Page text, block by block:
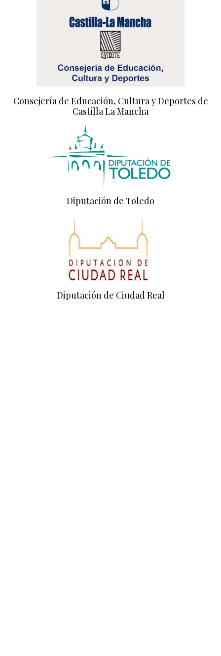
Consejería de Educación, Cultura y Deportes de
Castilla La Mancha
Diputación de Toledo
Diputación de Ciudad Real